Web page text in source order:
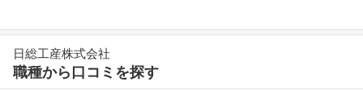
日総工産株式会社
職種から口コミを探す